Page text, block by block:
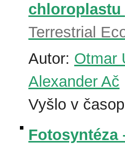
Terrestrial
Autor: Otmar
Alexander Ač
Vyšlo v